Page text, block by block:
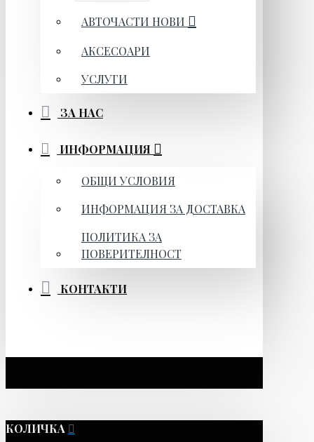
АВТОЧАСТИ НОВИ
АКСЕСОАРИ
УСЛУГИ
ЗА НАС
ИНФОРМАЦИЯ
ОБЩИ УСЛОВИЯ
ИНФОРМАЦИЯ ЗА ДОСТАВКА
ПОЛИТИКА ЗА
ПОВЕРИТЕЛНОСТ
КОНТАКТИ
КОЛИЧКА